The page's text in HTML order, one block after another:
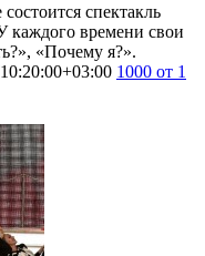
спектакль
каждого времени свои
«Почему я?».
1000 от 1